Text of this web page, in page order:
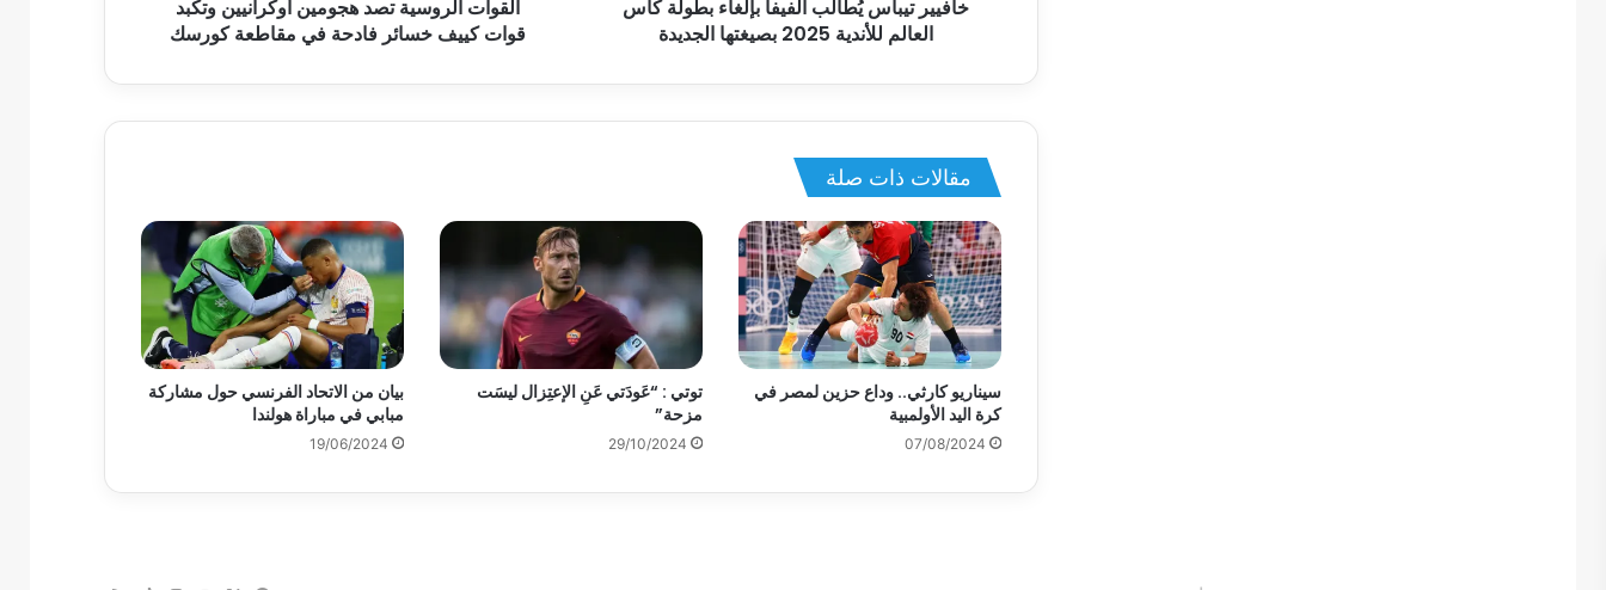
خافيير تيباس يُطالب الفيفا بإلغاء بطولة كأس
العالم للأندية 2025 بصيغتها الجديدة
القوات الروسية تصد هجومين أوكرانيين وتكبد
قوات كييف خسائر فادحة في مقاطعة كورسك
مقالات ذات صلة
سيناريو كارثي.. وداع حزين لمصر في
كرة اليد الأولمبية
07/08/2024
توتي : “عَودَتي عَنِ الإعتِزال ليسَت
مزحة”
29/10/2024
بيان من الاتحاد الفرنسي حول مشاركة
مبابي في مباراة هولندا
19/06/2024